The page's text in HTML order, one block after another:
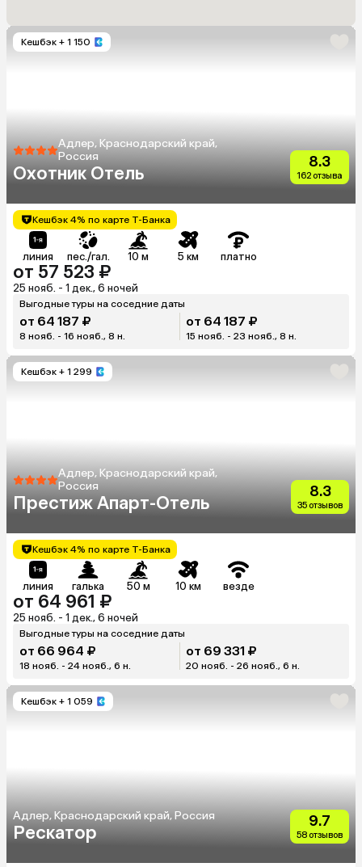
Кешбэк + 1 150
Адлер, Краснодарский край,
Россия
Охотник Отель
8.3
162 отзыва
Кешбэк 4% по карте Т-Банка
линия пес./гал. 10 м 5 км платно
от 57 523 ₽
25 нояб. - 1 дек., 6 ночей
Выгодные туры на соседние даты
от 64 187 ₽
8 нояб. - 16 нояб., 8 н.
от 64 187 ₽
15 нояб. - 23 нояб., 8 н.
Кешбэк + 1 299
Адлер, Краснодарский край,
Россия
Престиж Апарт-Отель
8.3
35 отзывов
Кешбэк 4% по карте Т-Банка
линия галька 50 м 10 км везде
от 64 961 ₽
25 нояб. - 1 дек., 6 ночей
Выгодные туры на соседние даты
от 66 964 ₽
18 нояб. - 24 нояб., 6 н.
от 69 331 ₽
20 нояб. - 26 нояб., 6 н.
Кешбэк + 1 059
Адлер, Краснодарский край, Россия
Рескатор
9.7
58 отзывов